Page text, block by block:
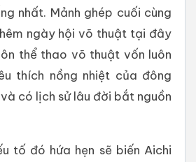
nhất. Mảnh ghép cuối cùng
ngày hội võ thuật tại đây
thể thao võ thuật vốn luôn
thích nồng nhiệt của đông
có lịch sử lâu đời bắt nguồn
tố đó hứa hẹn sẽ biến Aichi